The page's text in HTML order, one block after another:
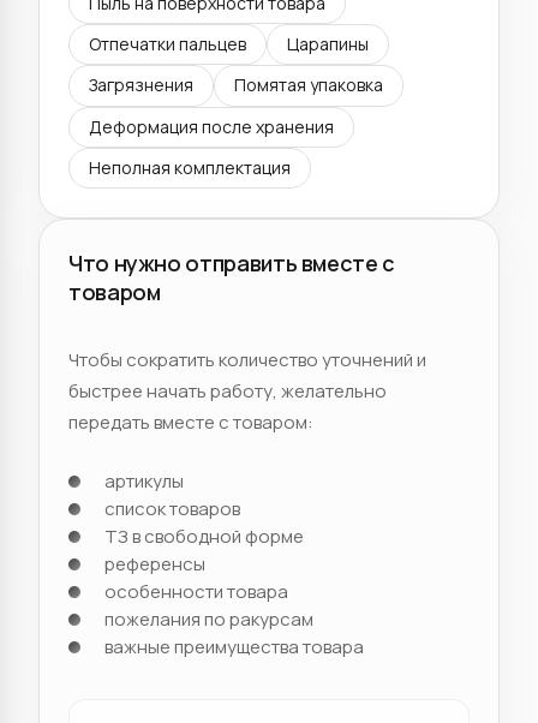
Отпечатки пальцев
Царапины
Загрязнения
Помятая упаковка
Деформация после хранения
Неполная комплектация
Что нужно отправить вместе с
товаром
Чтобы сократить количество уточнений и
быстрее начать работу, желательно
передать вместе с товаром:
артикулы
список товаров
ТЗ в свободной форме
референсы
особенности товара
пожелания по ракурсам
важные преимущества товара